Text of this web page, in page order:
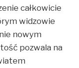
całkowicie
widzowie
nowym
pozwala na